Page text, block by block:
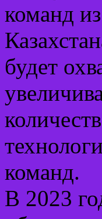
команд
будет
команд.
В 2023